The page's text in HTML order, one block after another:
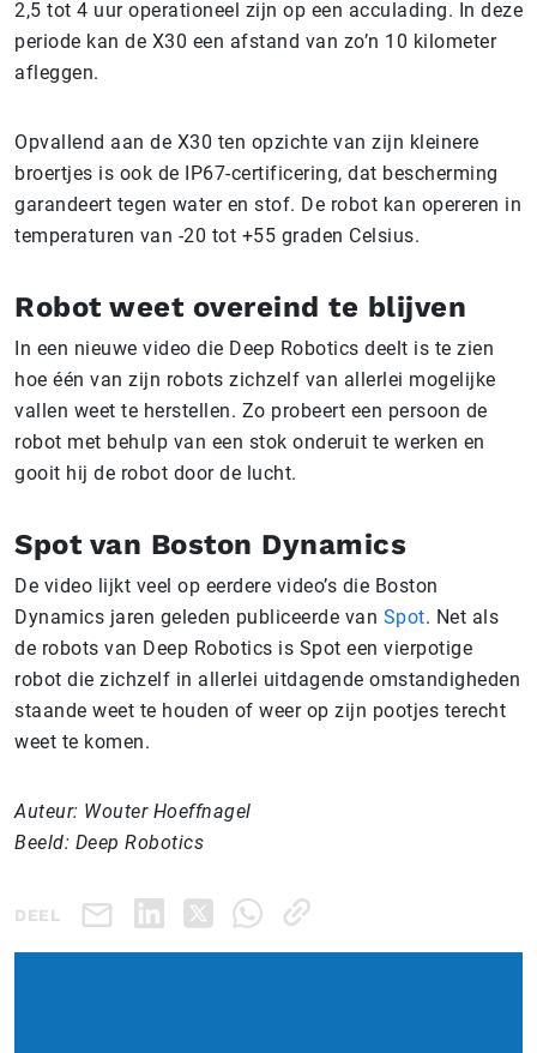
2,5 tot 4 uur operationeel zijn op een acculading. In deze
periode kan de X30 een afstand van zo’n 10 kilometer
afleggen.
Opvallend aan de X30 ten opzichte van zijn kleinere
broertjes is ook de IP67-certificering, dat bescherming
garandeert tegen water en stof. De robot kan opereren in
temperaturen van -20 tot +55 graden Celsius.
Robot weet overeind te blijven
In een nieuwe video die Deep Robotics deelt is te zien
hoe één van zijn robots zichzelf van allerlei mogelijke
vallen weet te herstellen. Zo probeert een persoon de
robot met behulp van een stok onderuit te werken en
gooit hij de robot door de lucht.
Spot van Boston Dynamics
De video lijkt veel op eerdere video’s die Boston
Dynamics jaren geleden publiceerde van Spot. Net als
de robots van Deep Robotics is Spot een vierpotige
robot die zichzelf in allerlei uitdagende omstandigheden
staande weet te houden of weer op zijn pootjes terecht
weet te komen.
Auteur: Wouter Hoeffnagel
Beeld: Deep Robotics
DEEL